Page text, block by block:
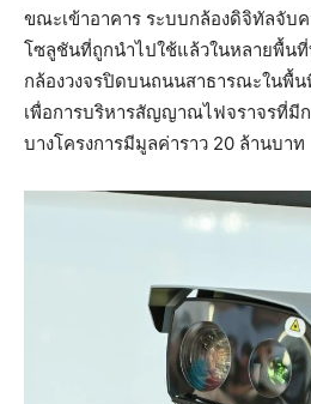
ขณะเข้าอาคาร ระบบกล้องดิจิทัลจับค
โซลูชันที่ถูกนำไปใช้แล้วในหลายพื้นที่
กล้องวงจรปิดบนถนนสาธารณะในพื้
เพื่อการบริหารสัญญาณไฟจราจรที่มี
บางโครงการมีมูลค่าราว 20 ล้านบาท